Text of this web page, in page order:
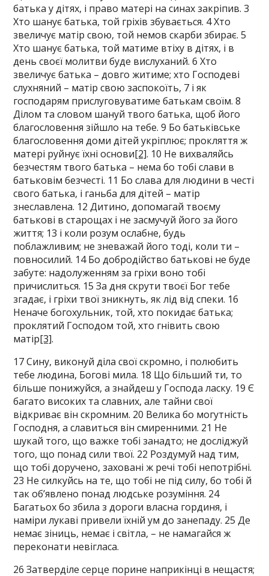
батька у дітях, і право матері на синах закріпив. 3
Хто шанує батька, той гріхів збувається. 4 Хто
звеличує матір свою, той немов скарби збирає. 5
Хто шанує батька, той матиме втіху в дітях, і в
день своєї молитви буде вислуханий. 6 Хто
звеличує батька – довго житиме; хто Господеві
слухняний – матір свою заспокоїть, 7 і як
господарям прислуговуватиме батькам своїм. 8
Ділом та словом шануй твого батька, щоб його
благословення зійшло на тебе. 9 Бо батьківське
благословення доми дітей укріплює; прокляття ж
матері руйнує їхні основи[2]. 10 Не вихваляйсь
безчестям твого батька – нема бо тобі слави в
батьковім безчесті. 11 Бо слава для людини в честі
свого батька, і ганьба для дітей – матір
знеславлена. 12 Дитино, допомагай твоєму
батькові в старощах і не засмучуй його за його
життя; 13 і коли розум ослабне, будь
поблажливим; не зневажай його тоді, коли ти –
повносилий. 14 Бо добродійство батькові не буде
забуте: надолуженням за гріхи воно тобі
причислиться. 15 За дня скрути твоєї Бог тебе
згадає, і гріхи твої зникнуть, як лід від спеки. 16
Неначе богохульник, той, хто покидає батька;
проклятий Господом той, хто гнівить свою
матір[3].
17 Сину, виконуй діла свої скромно, і полюбить
тебе людина, Богові мила. 18 Що більший ти, то
більше понижуйся, а знайдеш у Господа ласку. 19 Є
багато високих та славних, але тайни свої
відкриває він скромним. 20 Велика бо могутність
Господня, а славиться він смиренними. 21 Не
шукай того, що важке тобі занадто; не досліджуй
того, що понад сили твої. 22 Роздумуй над тим,
що тобі доручено, заховані ж речі тобі непотрібні.
23 Не силкуйсь на те, що тобі не під силу, бо тобі й
так об’явлено понад людське розуміння. 24
Багатьох бо збила з дороги власна гординя, і
наміри лукаві привели їхній ум до занепаду. 25 Де
немає зіниць, немає і світла, – не намагайся ж
переконати невігласа.
26 Затверділе серце порине наприкінці в нещастя;